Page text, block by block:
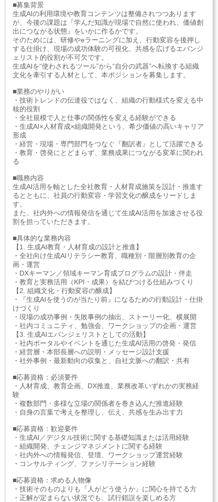
■募集背景
生成AIの利用環境や教育コンテンツは整備されつつあります
が、今後の課題は『学んだ知識が現場で自然に使われ、価値創
出につながる状態』をいかに作るかです。
そのためには、研修やeラーニングに加え、行動変容を後押し
する仕掛け、現場の成功体験の可視化、共感を広げるエバンジ
ェリスト的役割が不可欠です。
生成AIを“使わされるツール”から“自分の武器”へ転換する組織
文化を牽引する人材として、本ポジションを募集します。
■業務のやりがい
・技術トレンドの伝達役ではなく、組織の行動様式を変える中
核的役割
・全社規模で人と仕事の関係性を変える経験ができる
・生成AI×人材育成×組織開発という、希少価値の高いキャリア
形成
・経営・現場・専門部門をつなぐ『翻訳者』として活躍できる
・教育・啓発にとどまらず、業務成果につながる変革に関われ
る
■職務内容
生成AI活用を軸とした全社教育・人材育成施策を設計・推進す
るとともに、社員の行動変容・学習文化の醸成をリードしま
す。
また、社内外への情報発信を通じて生成AI活用を加速させる役
割を担っていただきます。
■具体的な業務内容
【1. 生成AI教育・人材育成の設計と推進】
・全社向け生成AIリテラシー教育、職種別・階層別教育の企
画・運営
・DXキーマン／領域キーマン育成プログラムの設計・伴走
・教育と実務活用（KPI・成果）を結びつける仕組みづくり
【2. 組織文化・行動変容の醸成】
・『生成AIを使うのが当たり前』になるための行動設計・仕掛
けづくり
・現場の成功事例・失敗事例の抽出、ストーリー化、横展開
・社内コミュニティ、勉強会、ワークショップの企画・運営
【3. 生成AIエバンジェリストとしての活動】
・社内ポータルやイベントを通じた生成AI活用の啓発・発信
・経営層・本部長層への説明・メッセージ設計支援
・社外事例・最新動向の収集と、自社文脈への翻訳・共有
■応募資格：必須要件
・人材育成、教育企画、DX推進、業務改革いずれかの実務経
験
・複数部門・多様な立場の関係者を巻き込んだ推進経験
・自身の言葉で考えを整理し、伝え、共感を生み出す力
■応募資格：歓迎要件
・生成AI／デジタル技術に関する基礎知識または活用経験
・組織開発、チェンジマネジメントに関する経験
・社内外への情報発信、登壇、ワークショップ運営経験
・コンサルティング、ファシリテーション経験
■応募資格：求める人物像
・技術そのものよりも『人がどう使うか』に関心を持てる方
・正解が定まらない状況でも、試行錯誤を楽しめる方